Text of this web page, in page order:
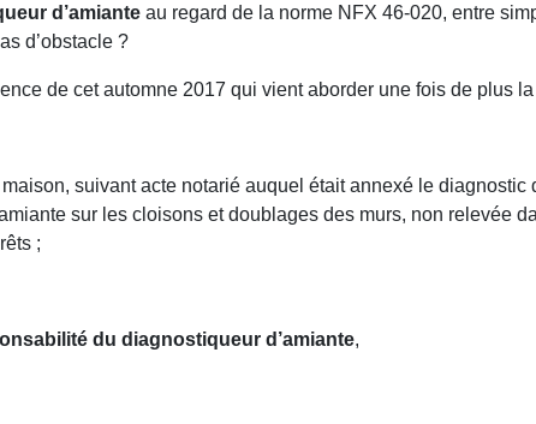
d’amiante au regard de la norme NFX 46-020, entre
d’obstacle ?
de cet automne 2017 qui vient aborder une fois de plus la
suivant acte notarié auquel était annexé le diagnostic
sur les cloisons et doublages des murs, non relevée
;
du diagnostiqueur d’amiante,